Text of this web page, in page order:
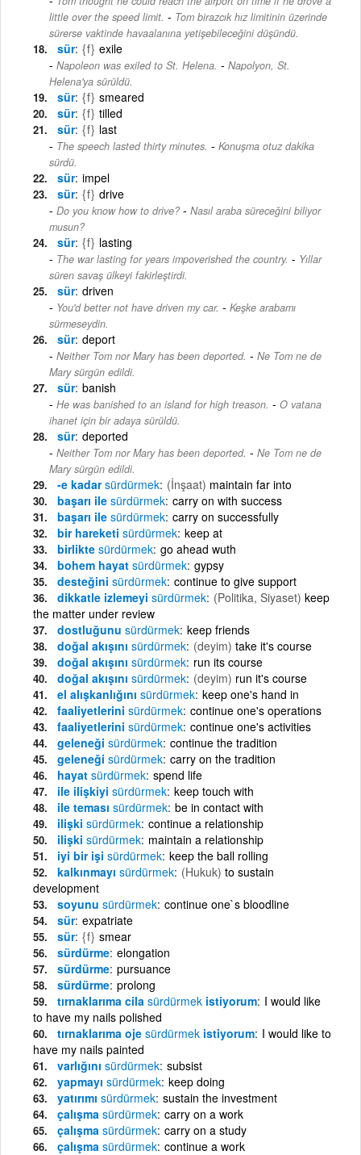
little over the speed limit. - Tom birazcık hız limitinin üzerinde
sürerse vaktinde havaalanına yetişebileceğini düşündü.
sür {f} exile
Napoleon was exiled to St. Helena. - Napolyon, St.
Helena'ya sürüldü.
sür {f} smeared
sür {f} tilled
sür {f} last
The speech lasted thirty minutes. - Konuşma otuz dakika
sürdü.
sür impel
sür {f} drive
Do you know how to drive? - Nasıl araba süreceğini biliyor
musun?
sür {f} lasting
The war lasting for years impoverished the country. - Yıllar
süren savaş ülkeyi fakirleştirdi.
sür driven
You'd better not have driven my car. - Keşke arabamı
sürmeseydin.
sür deport
Neither Tom nor Mary has been deported. - Ne Tom ne de
Mary sürgün edildi.
sür banish
He was banished to an island for high treason. - O vatana
ihanet için bir adaya sürüldü.
sür deported
Neither Tom nor Mary has been deported. - Ne Tom ne de
Mary sürgün edildi.
-e kadarsürdürmek (İnşaat) maintain far into
başarı ile sürdürmek carry on with success
başarı ile sürdürmek carry on successfully
bir hareketi sürdürmek keep at
birlikte sürdürmek go ahead wuth
bohem hayat sürdürmek gypsy
desteğini sürdürmek continue to give support
dikkatle izlemeyi sürdürmek (Politika, Siyaset) keep
the matter under review
dostluğunu sürdürmek keep friends
doğal akışını sürdürmek (deyim) take it's course
doğal akışını sürdürmek run its course
doğal akışını sürdürmek (deyim) run it's course
el alışkanlığını sürdürmek keep one's hand in
faaliyetlerini sürdürmek continue one's operations
faaliyetlerini sürdürmek continue one's activities
geleneği sürdürmek continue the tradition
geleneği sürdürmek carry on the tradition
hayat sürdürmek spend life
ile ilişkiyi sürdürmek keep touch with
ile teması sürdürmek be in contact with
ilişki sürdürmek continue a relationship
ilişki sürdürmek maintain a relationship
iyi bir işi sürdürmek keep the ball rolling
kalkınmayı sürdürmek (Hukuk) to sustain
development
soyunu sürdürmek continue one`s bloodline
sür expatriate
sür {f} smear
sürdürme elongation
sürdürme pursuance
sürdürme prolong
tırnaklarıma cila sürdürmek istiyorum I would like
to have my nails polished
tırnaklarıma oje sürdürmek istiyorum I would like to
have my nails painted
varlığını sürdürmek subsist
yapmayı sürdürmek keep doing
yatırımı sürdürmek sustain the investment
çalışma sürdürmek carry on a work
çalışma sürdürmek carry on a study
çalışma sürdürmek continue a work